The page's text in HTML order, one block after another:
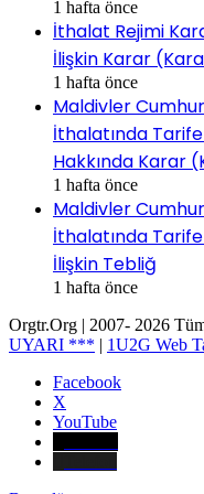
1 hafta önce
İthalat Rejimi
İlişkin Karar
1 hafta önce
Maldivler
İthalatında
Hakkında Karar
1 hafta önce
Maldivler
İthalatında
İlişkin Tebliğ
1 hafta önce
Orgtr.Org | 2007- 2026
UYARI *** | 1U2G Web
Facebook
X
YouTube